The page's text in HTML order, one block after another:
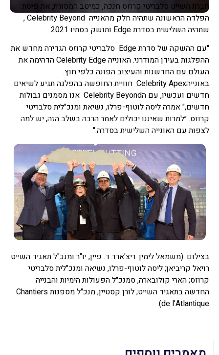
חברת השייט סלבריטי קרוזס חנכה, כמיטב המסורת, את פיסת
הפלדה הראשונה שתהיה חלק מהאנייה Celebrity Beyond ,
שתהיה השלישית בסדרת Edge ותושק בסתיו 2021 .
"עם ההשקה של סדרת Edge סלבריטי קרוזס הגדירה מחדש את
ההפלגות בעידן המודרני. האונייה Celebrity Edge הדהימה את
העולם עם החדשנות והעיצוב הפונה כלפי חוץ.
באונייהCelebrity Apex חוויית החופשה בהפלגה תגיע לשיאים
חדשים ועכשיו, עם הCelebrity Beyond אנו מסמנים גבולות
חדשים," אמרה ליסה לוטוף-פרלו, נשיאת ומנכ"לית סלבריטי
קרוזס. ״למרות שאיננו יכולים לאמר הרבה בשלב הזה, יש למה
לצפות עם האונייה השלישית בסדרה."
בצילום: (משמאל לימין: ריצ'ארד ד. פיין, יו"ר ומנכ"ל תאגיד השייט
רויאל קריביאן; ליסה לוטוף-פרלו, נשיאה ומנכ"לית סלבריטי
קרוזס; הארי קולובארה, סמנכ"ל הפעולות הימיות והבנייה
החדשה בתאגיד השייט; לורן קסטיין, מנכ"ל מספנות Chantiers
de l’Atlantique).